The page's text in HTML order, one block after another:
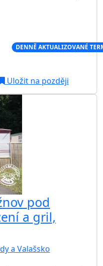
DENNĚ AKTUALIZOVANÉ
Uložit na později
pod
a gril,
a Valašsko